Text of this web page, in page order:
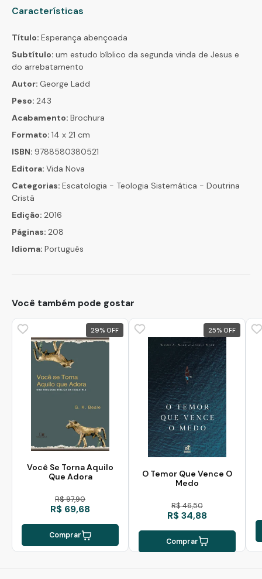
Características
Título: Esperança abençoada
Subtítulo: um estudo bíblico da segunda vinda de Jesus e
do arrebatamento
Autor: George Ladd
Peso: 243
Acabamento: Brochura
Formato: 14 x 21 cm
ISBN: 9788580380521
Editora: Vida Nova
Categorias: Escatologia - Teologia Sistemática - Doutrina
Cristã
Edição: 2016
Páginas: 208
Idioma: Português
Você também pode gostar
29%
Você Se Torna Aquilo
Que Adora
R$ 97,90
R$ 69,68
Comprar
25%
O Temor Que Vence O
Medo
R$ 46,50
R$ 34,88
Comprar